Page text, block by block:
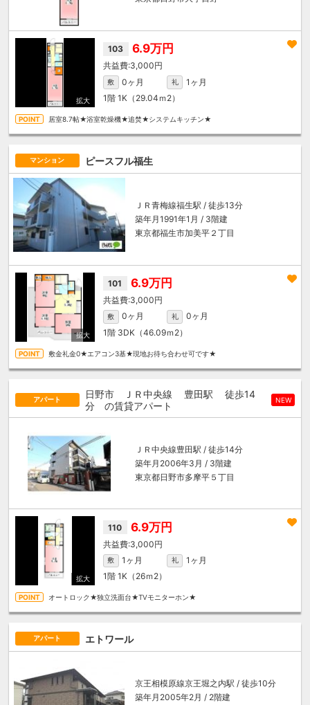
103 6.9万円
3,000円
敷 0ヶ月 礼
1ヶ月
1階 1K（29.04ｍ 2）
居室8.7帖★浴室乾燥機★追焚★システムキッチン★
マンション ピースフル福生
ＪＲ青梅線福生駅 / 徒歩13分
築年月1991年1月 / 3階建
東京都福生市加美平２丁目
101 6.9万円
3,000円
敷 0ヶ月 礼
0ヶ月
1階 3DK（46.09ｍ 2）
敷金礼金0★エアコン3基★現地お待ち合わせ可です★
アパート 日野市 ＪＲ中央線 豊田駅
徒歩14
分 の賃貸アパート NEW
ＪＲ中央線豊田駅 / 徒歩14分
築年月2006年3月 / 3階建
東京都日野市多摩平５丁目
110 6.9万円
3,000円
敷 1ヶ月 礼
1ヶ月
1階 1K（26ｍ 2）
オートロック★独立洗面台★TVモニターホン★
アパート エトワール
京王相模原線京王堀之内駅 / 徒歩10分
築年月2005年2月 / 2階建